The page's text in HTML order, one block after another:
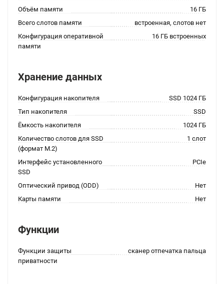
Объём памяти
16 ГБ
Всего слотов памяти
встроенная, слотов нет
Конфигурация оперативной
памяти
16 ГБ встроенных
Хранение данных
Конфигурация накопителя
SSD 1024 ГБ
Тип накопителя
SSD
Ёмкость накопителя
1024 ГБ
Количество слотов для SSD
(формат M.2)
1 слот
Интерфейс установленного
SSD
PCIe
Оптический привод (ODD)
Нет
Карты памяти
Нет
Функции
Функции защиты
приватности
сканер отпечатка пальца